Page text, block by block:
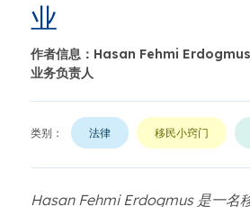
业
作者信息：Hasan Fehmi
业务负责人
类别： 法律 移民小窍门
Hasan Fehmi Erdogmus 是一名